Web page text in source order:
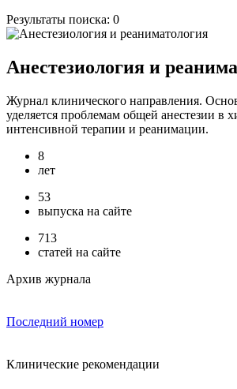
Результаты поиска: 0
Анестезиология и
Журнал клинического направления.
уделяется проблемам общей анестезии в
интенсивной терапии и реанимации.
8
лет
53
выпуска на сайте
713
статей на сайте
Архив журнала
Последний номер
Клинические рекомендации